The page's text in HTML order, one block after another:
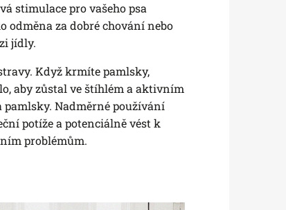
stimulace pro vašeho psa
odměna za dobré chování nebo
jídly.
Když krmíte pamlsky,
aby zůstal ve štíhlém a aktivním
pamlsky. Nadměrné používání
potíže a potenciálně vést k
problémům.